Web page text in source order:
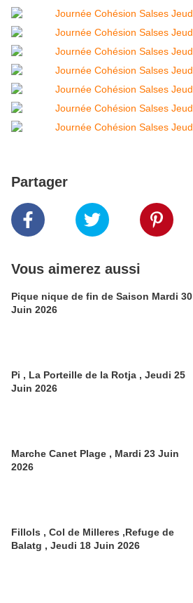
Partager
Vous aimerez aussi
Pique nique de fin de Saison Mardi 30
Juin 2026
Pi , La Porteille de la Rotja , Jeudi 25
Juin 2026
Marche Canet Plage , Mardi 23 Juin
2026
Fillols , Col de Milleres ,Refuge de
Balatg , Jeudi 18 Juin 2026